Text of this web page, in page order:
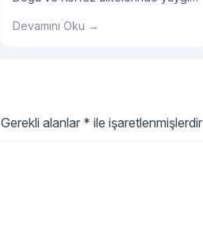
elbiselerdir. Abayalar ve feraceler
Devamını Oku →
Gerekli alanlar * ile işaretlenmişlerdir